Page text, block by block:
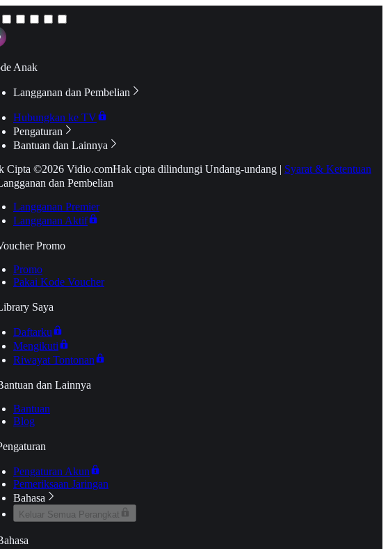
Anak
Langganan dan Pembelian
Hubungkan ke TV
Pengaturan
Bantuan dan Lainnya
Cipta ©2026 Vidio.comHak cipta dilindungi Undang-undang | Syarat & Ketentuan
dan Pembelian
Langganan Premier
Langganan Aktif
Promo
Promo
Pakai Kode Voucher
Saya
Daftarku
Mengikuti
Riwayat Tontonan
dan Lainnya
Bantuan
Blog
Pengaturan Akun
Pemeriksaan Jaringan
Bahasa
Keluar Semua Perangkat